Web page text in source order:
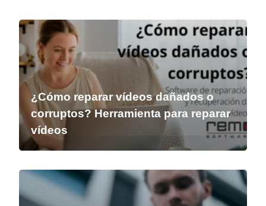
¿Cómo reparar vídeos dañados o
corruptos? Herramienta para reparar
vídeos